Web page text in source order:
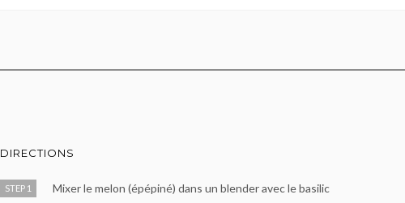
DIRECTIONS
STEP 1 Mixer le melon (épépiné) dans un blender avec le basilic